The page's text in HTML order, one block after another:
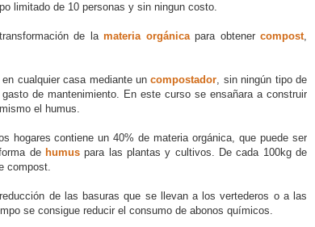
limitado de 10 personas y sin ningun costo.
de lamateria orgánicapara obtenercompost,
cualquier casa mediante uncompostador, sin ningún tipo de
de mantenimiento. En este curso se ensañara a construir
el humus.
hogares contiene un 40% de materia orgánica, que puede ser
de humus para las plantas y cultivos. De cada 100kg de
compost.
de las basuras que se llevan a los vertederos o a las
se consigue reducir el consumo de abonos químicos.